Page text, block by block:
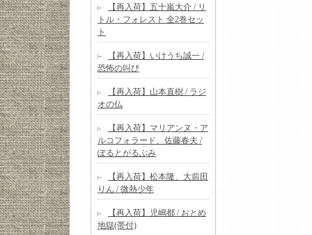
【再入荷】五十嵐大介 / リ
トル・フォレスト 全2巻セッ
ト
【再入荷】いけうち誠一 /
恐怖の叫び
【再入荷】山本直樹 / ラジ
オの仏
【再入荷】マリアンヌ・ア
ルコフォラード、佐藤春夫 /
ぽるとがるぶみ
【再入荷】松本隆、大前田
りん / 微熱少年
【再入荷】児嶋都 / おとめ
地獄(帯付)